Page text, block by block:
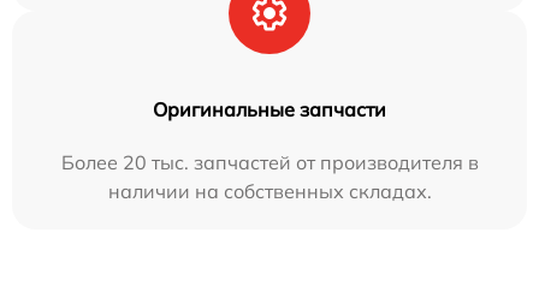
Оригинальные запчасти
Более 20 тыс. запчастей от производителя в
наличии на собственных складах.